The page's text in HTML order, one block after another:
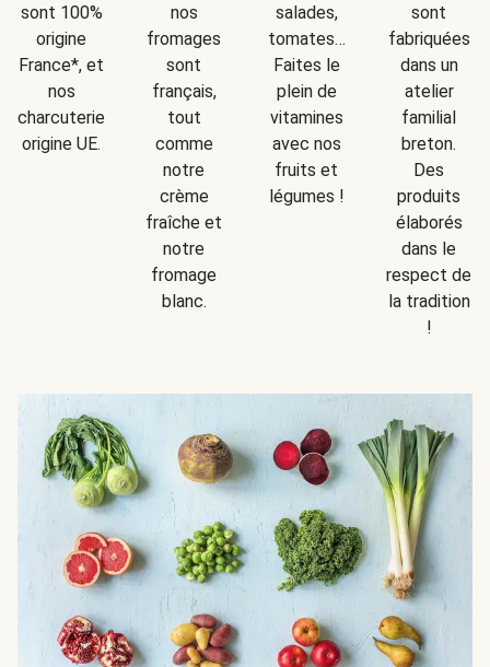
sont 100%
origine
France*, et
nos
charcuteries
origine UE.
nos
fromages
sont
français,
tout
comme
notre
crème
fraîche et
notre
fromage
blanc.
salades,
tomates…
Faites le
plein de
vitamines
avec nos
fruits et
légumes !
sont
fabriquées
dans un
atelier
familial
breton.
Des
produits
élaborés
dans le
respect de
la tradition
!